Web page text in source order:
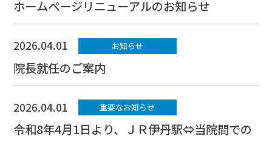
ホームページリニューアルのお知らせ
2026.04.01 お知らせ
院長就任のご案内
2026.04.01 重要なお知らせ
令和8年4月1日より、ＪＲ伊丹駅⇔当院間での